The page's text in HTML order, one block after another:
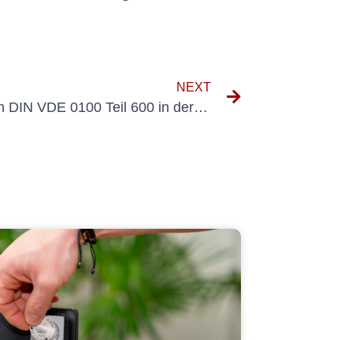
NEXT
Die Rolle von Messungen nach DIN VDE 0100 Teil 600 in der elektrischen Sicherheit